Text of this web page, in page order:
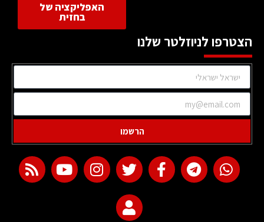
האפליקציה של
בחזית
הצטרפו לניוזלטר שלנו
הרשמו